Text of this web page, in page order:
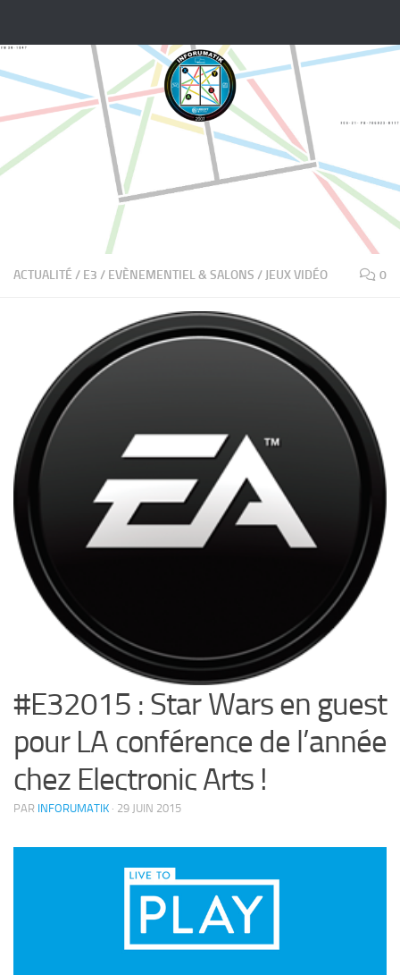
ACTUALITÉ / E3 / EVÈNEMENTIEL & SALONS / JEUX VIDÉO 0
#E32015 : Star Wars en guest
pour LA conférence de l’année
chez Electronic Arts !
PAR INFORUMATIK · 29 JUIN 2015